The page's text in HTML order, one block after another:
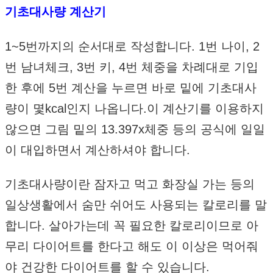
기초대사량 계산기
1~5번까지의 순서대로 작성합니다. 1번 나이, 2
번 남녀체크, 3번 키, 4번 체중을 차례대로 기입
한 후에 5번 계산을 누르면 바로 밑에 기초대사
량이 몇kcal인지 나옵니다.이 계산기를 이용하지
않으면 그림 밑의 13.397x체중 등의 공식에 일일
이 대입하면서 계산하셔야 합니다.
기초대사량이란 잠자고 먹고 화장실 가는 등의
일상생활에서 숨만 쉬어도 사용되는 칼로리를 말
합니다. 살아가는데 꼭 필요한 칼로리이므로 아
무리 다이어트를 한다고 해도 이 이상은 먹어줘
야 건강한 다이어트를 할 수 있습니다.